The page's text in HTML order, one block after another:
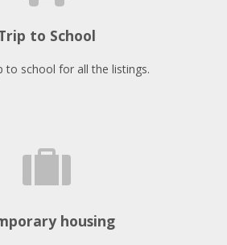
to School
to school for all the listings.
housing